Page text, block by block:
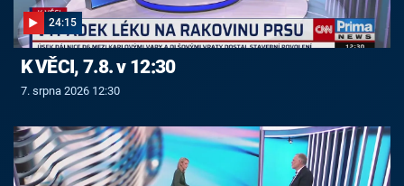
24:15
K VĚCI, 7.8. v 12:30
7. srpna 2026 12:30